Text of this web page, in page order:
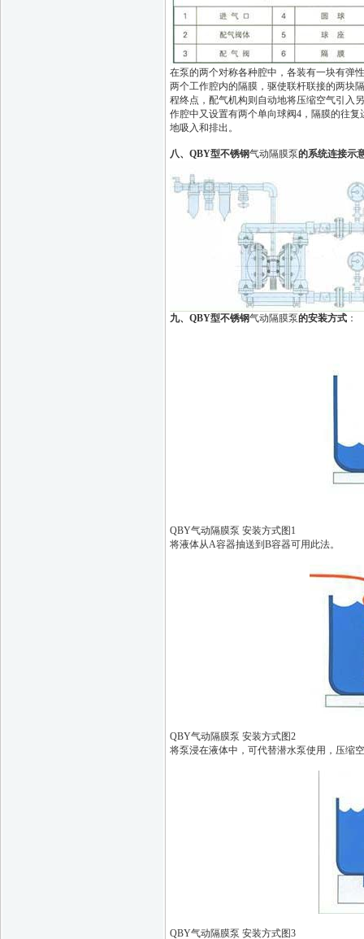
在泵的两个对称各种腔中，各装有一块有弹
两个工作腔内的隔膜，驱使联杆联接的两块
程终点，配气机构则自动地将压缩空气引入
作腔中又设置有两个单向球阀4，隔膜的往
地吸入和排出。
八、 QBY型不锈钢气动隔膜泵的系统连接示
九、 QBY型不锈钢气动隔膜泵的安装方式 ：
QBY气动隔膜泵 安装方式图1
将液体从A容器抽送到B容器可用此法。
QBY气动隔膜泵 安装方式图2
将泵浸在液体中，可代替潜水泵使用，压缩
QBY气动隔膜泵 安装方式图3